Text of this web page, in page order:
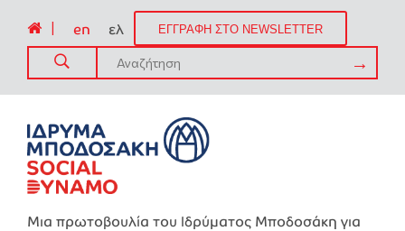
en ελ ΕΓΓΡΑΦΗ ΣΤΟ NEWSLETTER
Μια πρωτοβουλία του Ιδρύματος Μποδοσάκη για